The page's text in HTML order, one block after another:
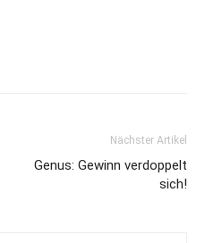
Nächster Artikel
Genus: Gewinn verdoppelt
sich!